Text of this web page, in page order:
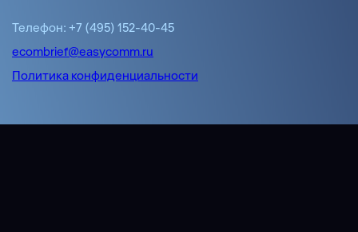
Телефон: +7 (495) 152-40-45
ecombrief@easycomm.ru
Политика конфиденциальности